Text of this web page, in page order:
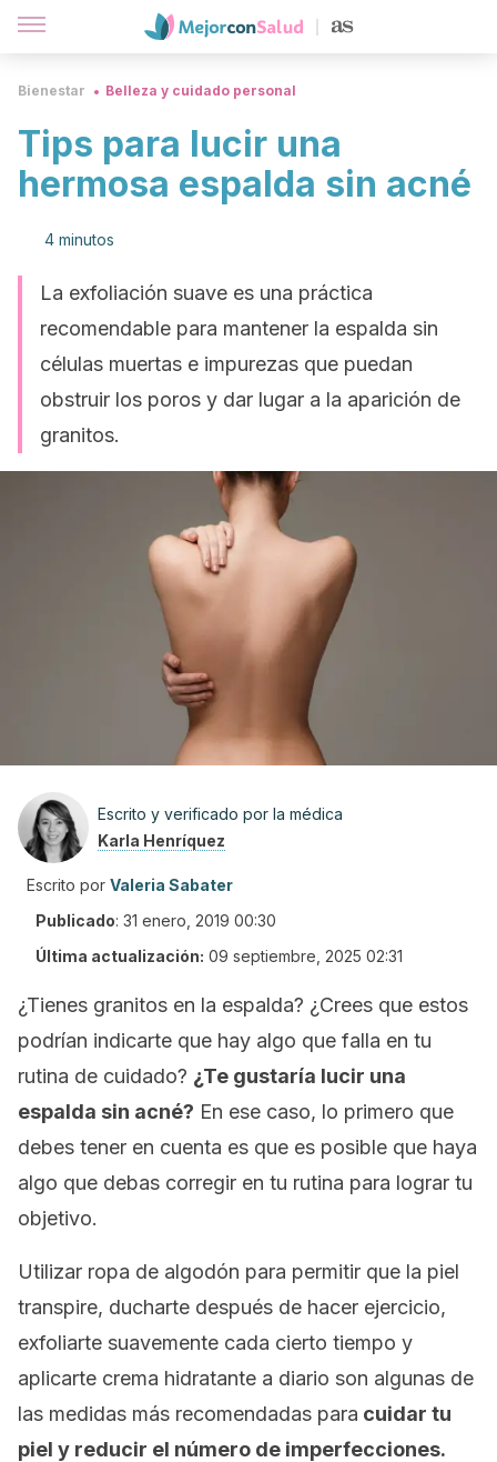
Bienestar Belleza y cuidado personal
Tips para lucir una
hermosa espalda sin acné
4 minutos
La exfoliación suave es una práctica
recomendable para mantener la espalda sin
células muertas e impurezas que puedan
obstruir los poros y dar lugar a la aparición de
granitos.
Escrito y verificado por la médica
Karla Henríquez
Escrito por Valeria Sabater
Publicado: 31 enero, 2019 00:30
Última actualización: 09 septiembre, 2025 02:31
¿Tienes granitos en la espalda? ¿Crees que estos
podrían indicarte que hay algo que falla en tu
rutina de cuidado? ¿Te gustaría lucir una
espalda sin acné? En ese caso, lo primero que
debes tener en cuenta es que es posible que haya
algo que debas corregir en tu rutina para lograr tu
objetivo.
Utilizar ropa de algodón para permitir que la piel
transpire, ducharte después de hacer ejercicio,
exfoliarte suavemente cada cierto tiempo y
aplicarte crema hidratante a diario son algunas de
las medidas más recomendadas para cuidar tu
piel y reducir el número de imperfecciones.